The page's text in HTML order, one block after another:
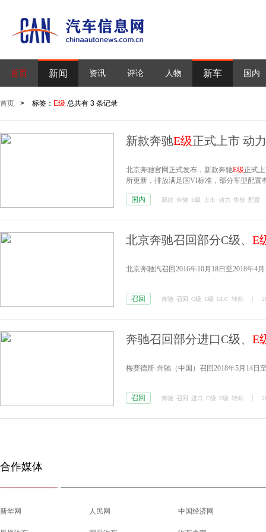
首页 新闻 资讯 评论 人物 新车 国内
首页 > 标签： E级 总共有 3 条记录
新款奔驰E级正式上市 动
北京奔驰官网正式发布，新款奔驰E级正式
所更新，排放满足国VI标准，部分车型配置
国内 新款 奔驰 E级 上市 动力 售价 配置
北京奔驰召回部分C级、 E
北京奔驰汽召回2016年10月18日至2018年4
召回 奔驰 召回 C级 E级 GLC 转向
奔驰召回部分进口C级、 E
梅赛德斯-奔驰（中国）召回2018年5月14日
召回 奔驰 召回 进口 C级 E级 转向
合作媒体
新华网 人民网 中国经济网